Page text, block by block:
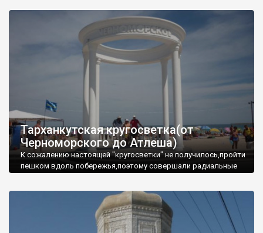
Тарханкутская кругосветка(от
Черноморского до Атлеша)
К сожалению настоящей "кругосветки" не получилось,пройти
пешком вдоль побережья,поэтому совершали радиальные